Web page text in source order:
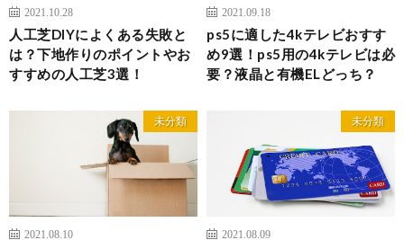
2021.10.28
人工芝DIYによくある失敗と
は？下地作りのポイントやお
すすめの人工芝3選！
2021.09.18
ps5に適した4kテレビおすす
め9選！ps5用の4kテレビは必
要？液晶と有機ELどっち？
未分類
2021.08.10
未分類
2021.08.09